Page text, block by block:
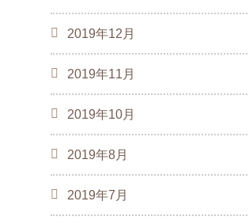
2019年12月
2019年11月
2019年10月
2019年8月
2019年7月